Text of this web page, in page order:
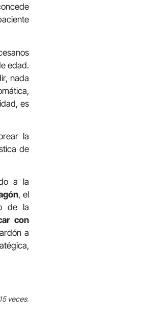
edad.
nada
es
la
de
a la
, el
de la
con
a
veces.